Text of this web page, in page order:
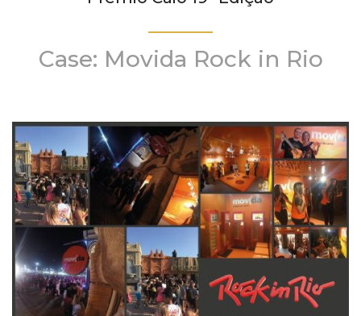
Case: Movida Rock in Rio